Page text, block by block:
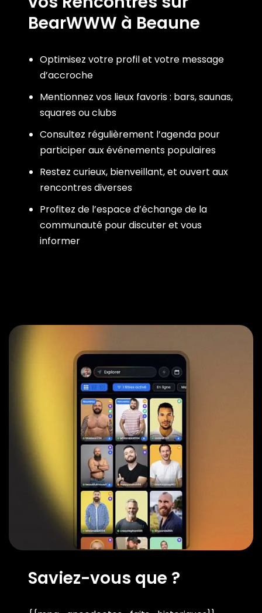
BearWWW à Beaune
Optimisez votre profil et votre message
d’accroche
Mentionnez vos lieux favoris : bars, saunas,
squares ou clubs
Consultez régulièrement l’agenda pour
participer aux événements populaires
Restez curieux, bienveillant, et ouvert aux
rencontres diverses
Profitez de l’espace d’échange de la
communauté pour discuter et vous
informer
Saviez-vous que ?